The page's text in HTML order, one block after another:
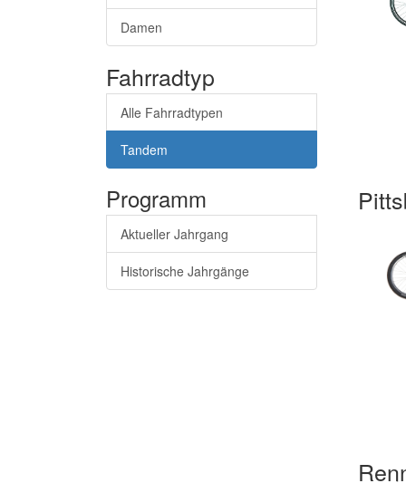
Damen
Fahrradtyp
Alle Fahrradtypen
Tandem
Programm
Aktueller Jahrgang
Historische Jahrgänge